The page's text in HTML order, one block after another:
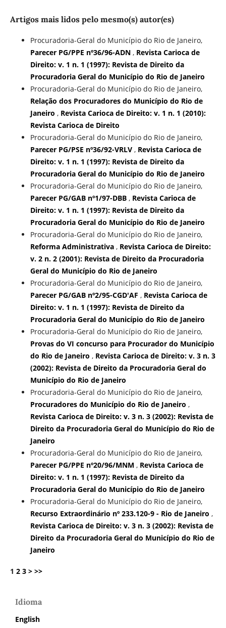
Artigos mais lidos pelo mesmo(s) autor(es)
Procuradoria-Geral do Município do Rio de Janeiro,
Parecer PG/PPE nº36/96-ADN , Revista Carioca de
Direito: v. 1 n. 1 (1997): Revista de Direito da
Procuradoria Geral do Município do Rio de Janeiro
Procuradoria-Geral do Município do Rio de Janeiro,
Relação dos Procuradores do Município do Rio de
Janeiro , Revista Carioca de Direito: v. 1 n. 1 (2010):
Revista Carioca de Direito
Procuradoria-Geral do Município do Rio de Janeiro,
Parecer PG/PSE nº36/92-VRLV , Revista Carioca de
Direito: v. 1 n. 1 (1997): Revista de Direito da
Procuradoria Geral do Município do Rio de Janeiro
Procuradoria-Geral do Município do Rio de Janeiro,
Parecer PG/GAB nº1/97-DBB , Revista Carioca de
Direito: v. 1 n. 1 (1997): Revista de Direito da
Procuradoria Geral do Município do Rio de Janeiro
Procuradoria-Geral do Município do Rio de Janeiro,
Reforma Administrativa , Revista Carioca de Direito:
v. 2 n. 2 (2001): Revista de Direito da Procuradoria
Geral do Município do Rio de Janeiro
Procuradoria-Geral do Município do Rio de Janeiro,
Parecer PG/GAB nº2/95-CGD'AF , Revista Carioca de
Direito: v. 1 n. 1 (1997): Revista de Direito da
Procuradoria Geral do Município do Rio de Janeiro
Procuradoria-Geral do Município do Rio de Janeiro,
Provas do VI concurso para Procurador do Município
do Rio de Janeiro , Revista Carioca de Direito: v. 3 n. 3
(2002): Revista de Direito da Procuradoria Geral do
Município do Rio de Janeiro
Procuradoria-Geral do Município do Rio de Janeiro,
Procuradores do Município do Rio de Janeiro ,
Revista Carioca de Direito: v. 3 n. 3 (2002): Revista de
Direito da Procuradoria Geral do Município do Rio de
Janeiro
Procuradoria-Geral do Município do Rio de Janeiro,
Parecer PG/PPE nº20/96/MNM , Revista Carioca de
Direito: v. 1 n. 1 (1997): Revista de Direito da
Procuradoria Geral do Município do Rio de Janeiro
Procuradoria-Geral do Município do Rio de Janeiro,
Recurso Extraordinário nº 233.120-9 - Rio de Janeiro ,
Revista Carioca de Direito: v. 3 n. 3 (2002): Revista de
Direito da Procuradoria Geral do Município do Rio de
Janeiro
1 2 3 > >>
Idioma
English